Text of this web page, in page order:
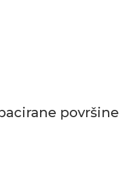
površine